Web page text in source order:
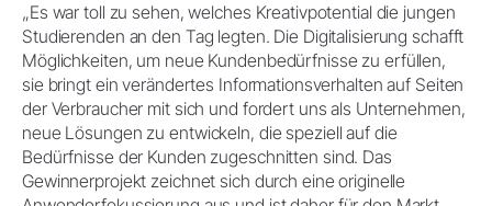
„Es war toll zu sehen, welches Kreativpotential die jungen
Studierenden an den Tag legten. Die Digitalisierung schafft
Möglichkeiten, um neue Kundenbedürfnisse zu erfüllen,
sie bringt ein verändertes Informationsverhalten auf Seiten
der Verbraucher mit sich und fordert uns als Unternehmen,
neue Lösungen zu entwickeln, die speziell auf die
Bedürfnisse der Kunden zugeschnitten sind. Das
Gewinnerprojekt zeichnet sich durch eine originelle